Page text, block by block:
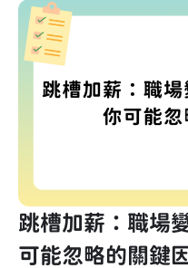
跳槽加薪：職場
可能忽略的關鍵